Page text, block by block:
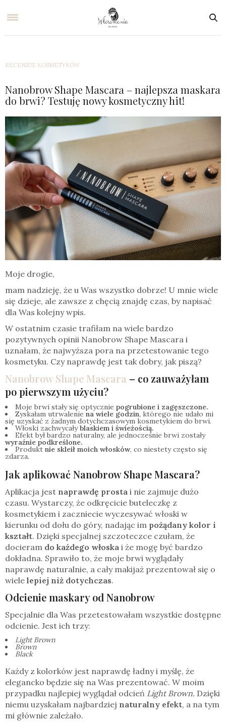
RECENZJE KOSMETYKÓW
Nanobrow Shape Mascara – najlepsza maskara
do brwi? Testuję nowy kosmetyczny hit!
Moje drogie,
mam nadzieję, że u Was wszystko dobrze! U mnie wiele
się dzieje, ale zawsze z chęcią znajdę czas, by napisać
dla Was kolejny wpis.
W ostatnim czasie trafiłam na wiele bardzo
pozytywnych opinii Nanobrow Shape Mascara i
uznałam, że najwyższa pora na przetestowanie tego
kosmetyku. Czy naprawdę jest tak dobry, jak piszą?
Nanobrow Shape Mascara – co zauważyłam
po pierwszym użyciu?
Moje brwi stały się optycznie pogrubione i zagęszczone.
Zyskałam utrwalenie na wiele godzin, którego nie udało mi
się uzyskać z żadnym dotychczasowym kosmetykiem do brwi.
Włoski zachwycałyblaskiem i świeżością.
Efekt był bardzo naturalny, ale jednocześnie brwi zostały
wyraźnie podkreślone.
Produkt nie skleił moich włosków, co niestety często się
zdarza.
Jak aplikować Nanobrow Shape Mascara?
Aplikacja jest naprawdę prosta i nie zajmuje dużo
czasu. Wystarczy, że odkręcicie buteleczkę z
kosmetykiem i zaczniecie wyczesywać włoski w
kierunku od dołu do góry, nadając im pożądany kolor i
kształt. Dzięki specjalnej szczoteczce czułam, że
docieram do każdego włoska i że mogę być bardzo
dokładna. Sprawiło to, że moje brwi wyglądały
naprawdę naturalnie, a cały makijaż prezentował się o
wiele lepiej niż dotychczas.
Odcienie maskary od Nanobrow
Specjalnie dla Was przetestowałam wszystkie dostępne
odcienie. Jest ich trzy:
Light Brown
Brown
Black
Każdy z kolorków jest naprawdę ładny i myślę, że
elegancko będzie się na Was prezentować. W moim
przypadku najlepiej wyglądał odcień Light Brown. Dzięki
niemu uzyskałam najbardziej naturalny efekt, a na tym
mi głównie zależało.